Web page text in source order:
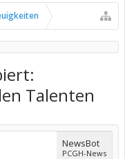
Talenten
NewsBot
PCGH-News